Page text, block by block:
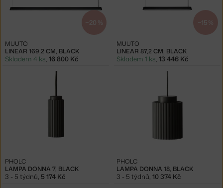
−20 %
LINEAR 169,2 CM, BLACK
MUUTO
Skladem 4 ks 16 800 Kč
−15 %
LINEAR 87,2 CM, BLACK
MUUTO
Skladem 1 ks 13 446 Kč
LAMPA DONNA 7, BLACK
PHOLC
3 - 5 týdnů, 5 174 Kč
LAMPA DONNA 18, BLACK
PHOLC
3 - 5 týdnů, 10 374 Kč